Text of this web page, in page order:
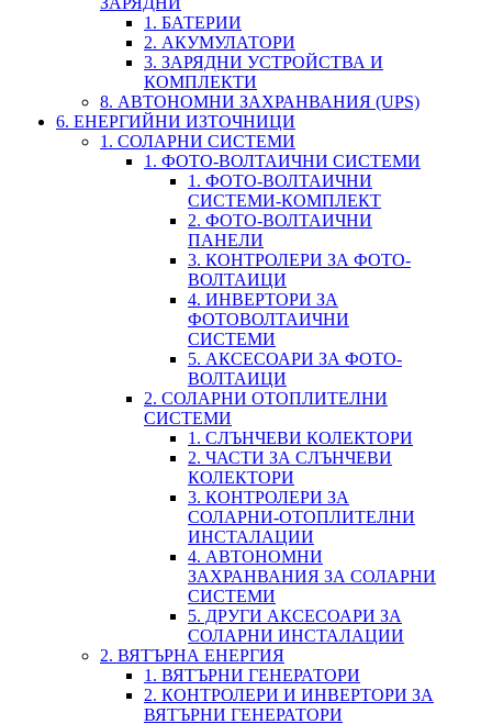
1. БАТЕРИИ
2. АКУМУЛАТОРИ
3. ЗАРЯДНИ УСТРОЙСТВА И
КОМПЛЕКТИ
8. АВТОНОМНИ ЗАХРАНВАНИЯ (UPS)
6. ЕНЕРГИЙНИ ИЗТОЧНИЦИ
1. СОЛАРНИ СИСТЕМИ
1. ФОТО-ВОЛТАИЧНИ СИСТЕМИ
1. ФОТО-ВОЛТАИЧНИ
СИСТЕМИ-КОМПЛЕКТ
2. ФОТО-ВОЛТАИЧНИ
ПАНЕЛИ
3. КОНТРОЛЕРИ ЗА ФОТО-
ВОЛТАИЦИ
4. ИНВЕРТОРИ ЗА
ФОТОВОЛТАИЧНИ
СИСТЕМИ
5. АКСЕСОАРИ ЗА ФОТО-
ВОЛТАИЦИ
2. СОЛАРНИ ОТОПЛИТЕЛНИ
СИСТЕМИ
1. СЛЪНЧЕВИ КОЛЕКТОРИ
2. ЧАСТИ ЗА СЛЪНЧЕВИ
КОЛЕКТОРИ
3. КОНТРОЛЕРИ ЗА
СОЛАРНИ-ОТОПЛИТЕЛНИ
ИНСТАЛАЦИИ
4. АВТОНОМНИ
ЗАХРАНВАНИЯ ЗА СОЛАРНИ
СИСТЕМИ
5. ДРУГИ АКСЕСОАРИ ЗА
СОЛАРНИ ИНСТАЛАЦИИ
2. ВЯТЪРНА ЕНЕРГИЯ
1. ВЯТЪРНИ ГЕНЕРАТОРИ
2. КОНТРОЛЕРИ И ИНВЕРТОРИ ЗА
ВЯТЪРНИ ГЕНЕРАТОРИ